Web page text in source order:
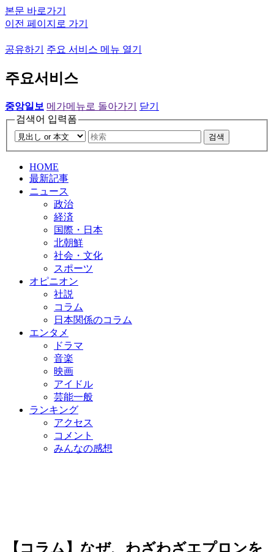
본문 바로가기
이전 페이지로 가기
공유하기 주요 서비스 메뉴 열기
주요서비스
중앙일보 메가메뉴로 돌아가기
닫기
검색어 입력폼
검색
HOME
最新記事
ニュース
政治
経済
国際・日本
北朝鮮
社会・文化
スポーツ
オピニオン
社説
コラム
日本関係のコラム
エンタメ
ドラマ
音楽
映画
アイドル
芸能一般
ランキング
アクセス
コメント
みんなの感想
【コラム】なぜ、わざわざエプロンを